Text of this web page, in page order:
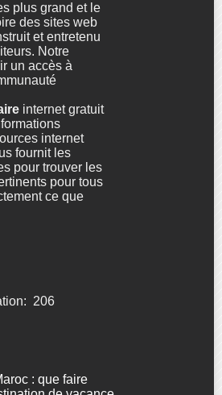
plus grand et le
des sites web
et entretenu
Notre
un accès à
internet gratuit
internet
fournit les
pour trouver les
pour tous
ce que
206
: que faire